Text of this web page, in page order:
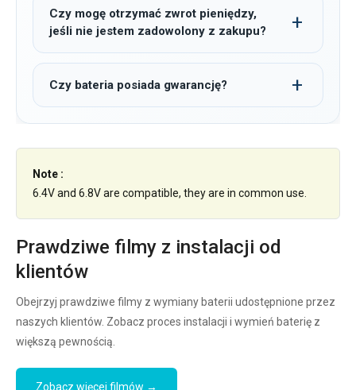
Czy mogę otrzymać zwrot pieniędzy,
jeśli nie jestem zadowolony z zakupu?
Czy bateria posiada gwarancję?
Note :
6.4V and 6.8V are compatible, they are in common use.
Prawdziwe filmy z instalacji od
klientów
Obejrzyj prawdziwe filmy z wymiany baterii udostępnione przez
naszych klientów. Zobacz proces instalacji i wymień baterię z
większą pewnością.
Zobacz więcej filmów →